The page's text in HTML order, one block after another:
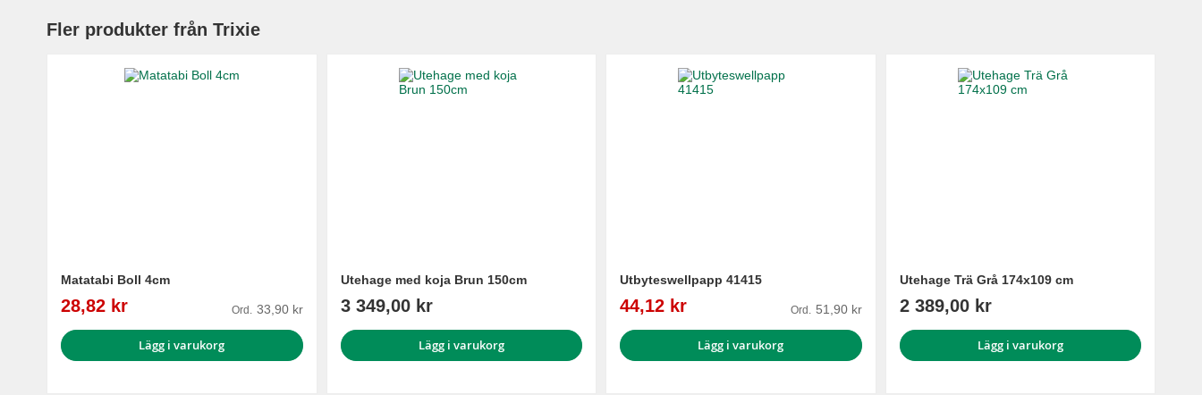
Fler produkter från Trixie
Matatabi Boll 4cm
Reapris
28,82 kr Ord. 33,90 kr
Lägg i varukorg
Utehage med koja Brun 150cm
3 349,00 kr
Lägg i varukorg
Utbyteswellpapp 41415
Reapris
44,12 kr Ord. 51,90 kr
Lägg i varukorg
Utehage Trä Grå 174x109 cm
2 389,00 kr
Lägg i varukorg